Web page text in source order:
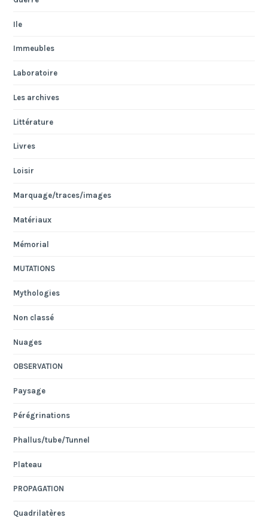
Ile
Immeubles
Laboratoire
Les archives
Littérature
Livres
Loisir
Marquage/traces/images
Matériaux
Mémorial
MUTATIONS
Mythologies
Non classé
Nuages
OBSERVATION
Paysage
Pérégrinations
Phallus/tube/Tunnel
Plateau
PROPAGATION
Quadrilatères